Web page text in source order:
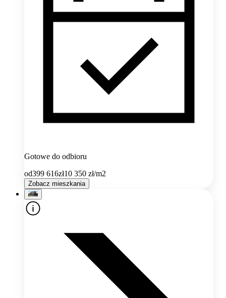
Gotowe do odbioru
od399 616zł10 350 zł/m2
Zobacz mieszkania